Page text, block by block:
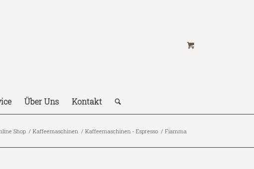
Über Uns Kontakt
Shop / Kaffeemaschinen / Kaffeemaschinen - Espresso / Fiamma